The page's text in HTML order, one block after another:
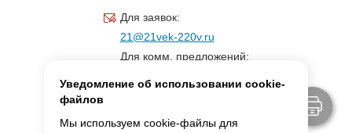
Для заявок:
21@21vek-220v.ru
Для комм. предложений:
Уведомление об использовании cookie-
файлов
Мы используем cookie-файлы для